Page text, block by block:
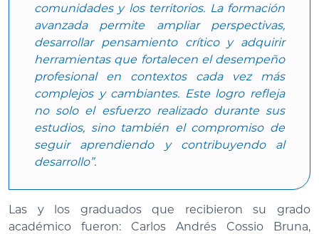
comunidades y los territorios. La formación
avanzada permite ampliar perspectivas,
desarrollar pensamiento crítico y adquirir
herramientas que fortalecen el desempeño
profesional en contextos cada vez más
complejos y cambiantes. Este logro refleja
no solo el esfuerzo realizado durante sus
estudios, sino también el compromiso de
seguir aprendiendo y contribuyendo al
desarrollo”.
Las y los graduados que recibieron su grado
académico fueron: Carlos Andrés Cossio Bruna,